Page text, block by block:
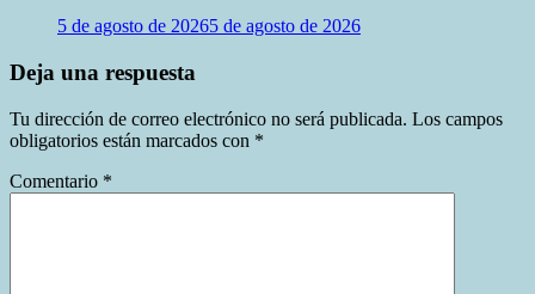
5 de agosto de 20265 de agosto de 2026
Deja una respuesta
Tu dirección de correo electrónico no será publicada. Los campos
obligatorios están marcados con *
Comentario *